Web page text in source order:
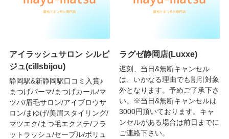
アイラッシュサロン シルビ
ジュ(cillsbijou)
静岡駅&新静岡駅口コミ入賞♪
まつげパーマ/まつげカール/マ
ツパ/眉毛サロン/アイブロウサ
ロン/まゆげ/美眉スタイリング/
マツエク/まつ毛エクステ/フラ
ットラッシュ/セーブル/ボリュ
ラグゼ静岡店(Luxxe)
遅刻、当日&無断キャンセル
は、いかなる理由でも割引対象
外となります。予めご了承下さ
い。※当日&無断キャンセルは
3000円頂いております。キャ
ンセルがある場合は前日までに
ご連絡下さい。